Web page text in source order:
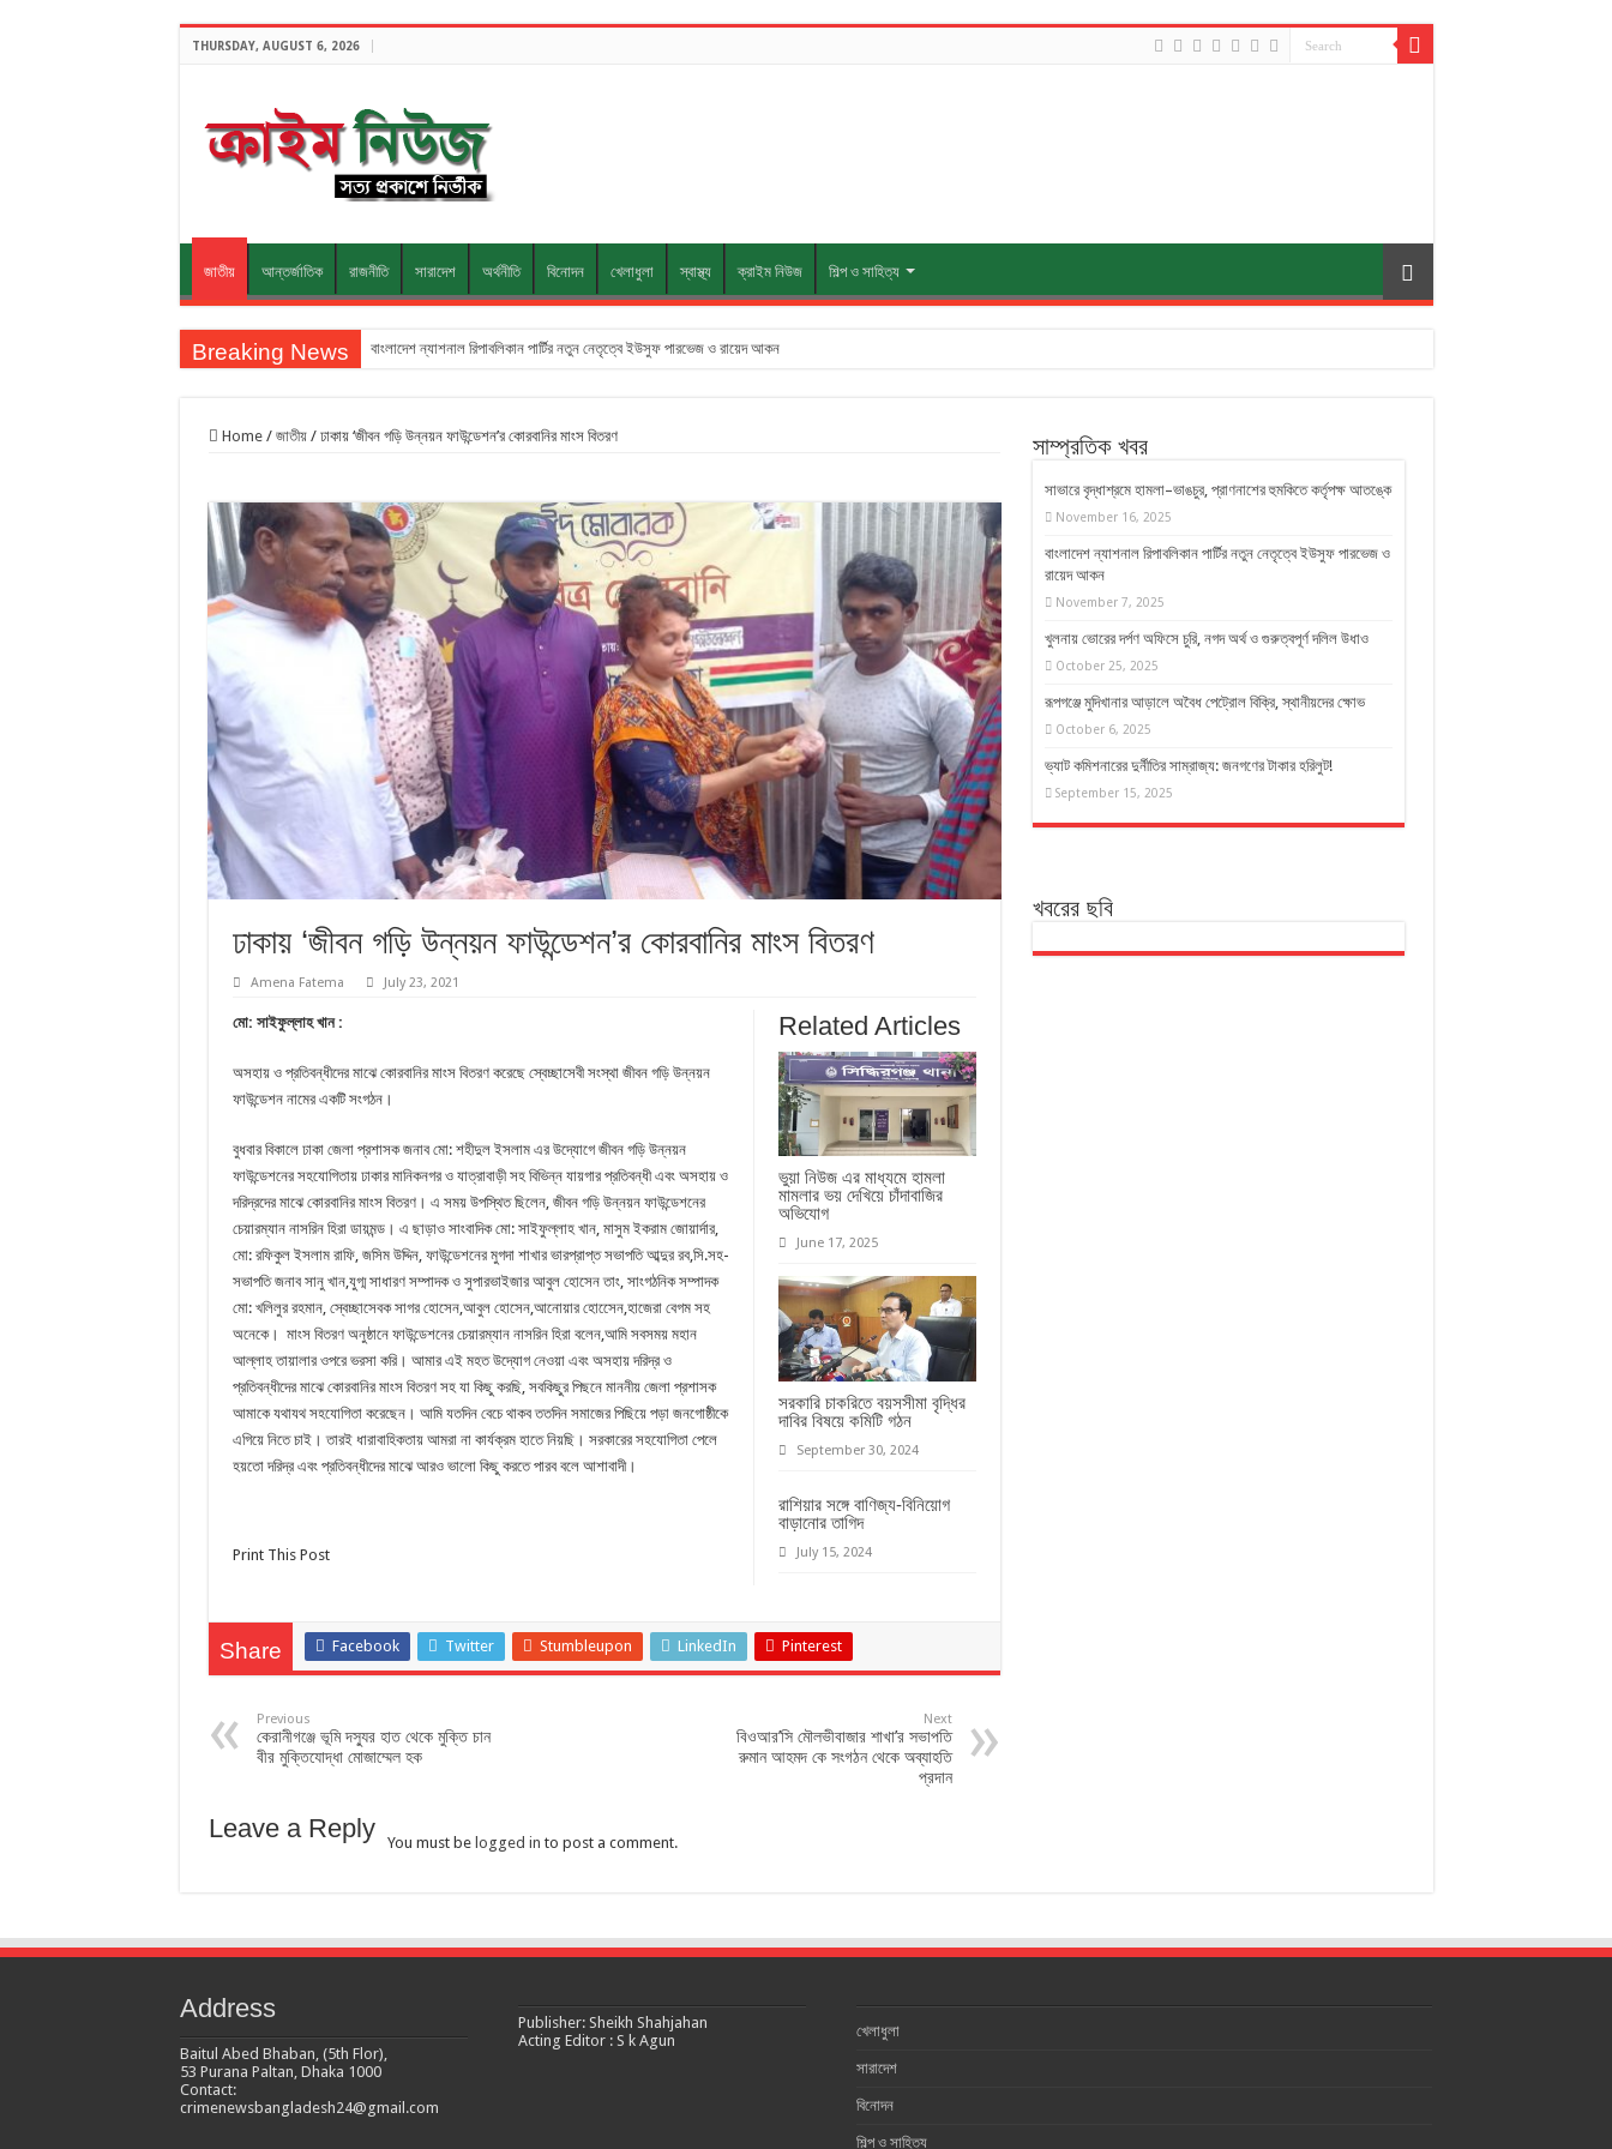
THURSDAY, AUGUST 6, 2026
জাতীয় আন্তর্জাতিক রাজনীতি সারাদেশ অর্থনীতি বিনোদন খেলাধুলা স্বাস্থ্য ক্রাইম নিউজ শিল্প ও সাহিত্য
Breaking News বাংলাদেশ ন্যাশনাল রিপাবলিকান পার্টির নতুন নেতৃত্বে ইউসুফ পারভেজ ও রায়েদ আকন
Home / জাতীয় / ঢাকায় ‘জীবন গড়ি উন্নয়ন ফাউন্ডেশন’র কোরবানির মাংস বিতরণ
ঢাকায় ‘জীবন গড়ি উন্নয়ন ফাউন্ডেশন’র কোরবানির মাংস বিতরণ
Amena Fatema July 23, 2021
Related Articles
ভুয়া নিউজ এর মাধ্যমে হামলা
মামলার ভয় দেখিয়ে চাঁদাবাজির
অভিযোগ
June 17, 2025
সরকারি চাকরিতে বয়সসীমা বৃদ্ধির
দাবির বিষয়ে কমিটি গঠন
September 30, 2024
রাশিয়ার সঙ্গে বাণিজ্য-বিনিয়োগ
বাড়ানোর তাগিদ
July 15, 2024
মো: সাইফুল্লাহ খান :
অসহায় ও প্রতিবন্ধীদের মাঝে কোরবানির মাংস বিতরণ করেছে স্বেচ্ছাসেবী সংস্থা জীবন গড়ি উন্নয়ন
ফাউন্ডেশন নামের একটি সংগঠন।
বুধবার বিকালে ঢাকা জেলা প্রশাসক জনাব মো: শহীদুল ইসলাম এর উদ্যোগে জীবন গড়ি উন্নয়ন
ফাউন্ডেশনের সহযোগিতায় ঢাকার মানিকনগর ও যাত্রাবাড়ী সহ বিভিন্ন যায়গার প্রতিবন্ধী এবং অসহায় ও
দরিদ্রদের মাঝে কোরবানির মাংস বিতরণ। এ সময় উপস্থিত ছিলেন, জীবন গড়ি উন্নয়ন ফাউন্ডেশনের
চেয়ারম্যান নাসরিন হিরা ডায়মন্ড। এ ছাড়াও সাংবাদিক মো: সাইফুল্লাহ খান, মাসুম ইকরাম জোয়ার্দার,
মো: রফিকুল ইসলাম রাফি, জসিম উদ্দিন, ফাউন্ডেশনের মুগদা শাখার ভারপ্রাপ্ত সভাপতি আব্দুর রব,সি.সহ-
সভাপতি জনাব সানু খান,যুগ্ম সাধারণ সম্পাদক ও সুপারভাইজার আবুল হোসেন তাং, সাংগঠনিক সম্পাদক
মো: খলিলুর রহমান, স্বেচ্ছাসেবক সাগর হোসেন,আবুল হোসেন,আনোয়ার হোসেেন,হাজেরা বেগম সহ
অনেকে। মাংস বিতরণ অনুষ্ঠানে ফাউন্ডেশনের চেয়ারম্যান নাসরিন হিরা বলেন,আমি সবসময় মহান
আল্লাহ তায়ালার ওপরে ভরসা করি। আমার এই মহত উদ্যোগ নেওয়া এবং অসহায় দরিদ্র ও
প্রতিবন্ধীদের মাঝে কোরবানির মাংস বিতরণ সহ যা কিছু করছি, সবকিছুর পিছনে মাননীয় জেলা প্রশাসক
আমাকে যথাযথ সহযোগিতা করেছেন। আমি যতদিন বেচে থাকব ততদিন সমাজের পিছিয়ে পড়া জনগোষ্ঠীকে
এগিয়ে নিতে চাই। তারই ধারাবাহিকতায় আমরা না কার্যক্রম হাতে নিয়ছি। সরকারের সহযোগিতা পেলে
হয়তো দরিদ্র এবং প্রতিবন্ধীদের মাঝে আরও ভালো কিছু করতে পারব বলে আশাবাদী।
Print This Post
Share Facebook Twitter Stumbleupon LinkedIn Pinterest
Previous
কেরানীগঞ্জে ভূমি দস্যুর হাত থেকে মুক্তি চান
বীর মুক্তিযোদ্ধা মোজাম্মেল হক
Next
বিওআর’সি মৌলভীবাজার শাখা’র সভাপতি
রুমান আহমদ কে সংগঠন থেকে অব্যাহতি
প্রদান
Leave a Reply You must be logged in to post a comment.
সাম্প্রতিক খবর
সাভারে বৃদ্ধাশ্রমে হামলা–ভাঙচুর, প্রাণনাশের হুমকিতে কর্তৃপক্ষ আতঙ্কে
November 16, 2025
বাংলাদেশ ন্যাশনাল রিপাবলিকান পার্টির নতুন নেতৃত্বে ইউসুফ পারভেজ ও
রায়েদ আকন
November 7, 2025
খুলনায় ভোরের দর্পণ অফিসে চুরি, নগদ অর্থ ও গুরুত্বপূর্ণ দলিল উধাও
October 25, 2025
রূপগঞ্জে মুদিখানার আড়ালে অবৈধ পেট্রোল বিক্রি, স্থানীয়দের ক্ষোভ
October 6, 2025
ভ্যাট কমিশনারের দুর্নীতির সাম্রাজ্য: জনগণের টাকার হরিলুট!
September 15, 2025
খবরের ছবি
Address
Baitul Abed Bhaban, (5th Flor),
53 Purana Paltan, Dhaka 1000
Contact:
crimenewsbangladesh24@gmail.com
Publisher: Sheikh Shahjahan
Acting Editor : S k Agun
খেলাধুলা
সারাদেশ
বিনোদন
শিল্প ও সাহিত্য